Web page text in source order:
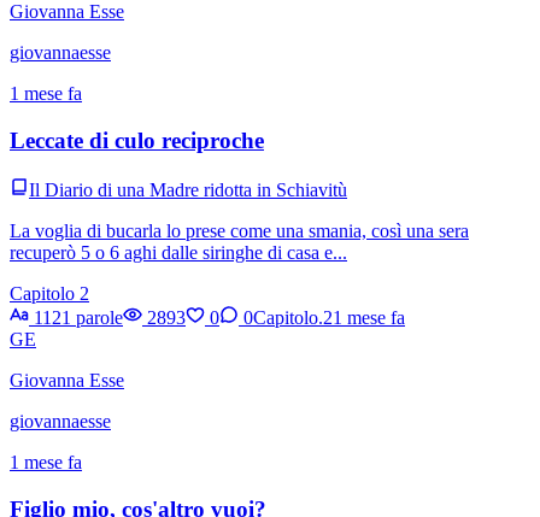
Giovanna Esse
giovannaesse
1 mese fa
Leccate di culo reciproche
Il Diario di una Madre ridotta in Schiavitù
La voglia di bucarla lo prese come una smania, così una sera
recuperò 5 o 6 aghi dalle siringhe di casa e...
Capitolo 2
1121 parole
2893 0 0Capitolo.21 mese fa
GE
Giovanna Esse
giovannaesse
1 mese fa
Figlio mio, cos'altro vuoi?